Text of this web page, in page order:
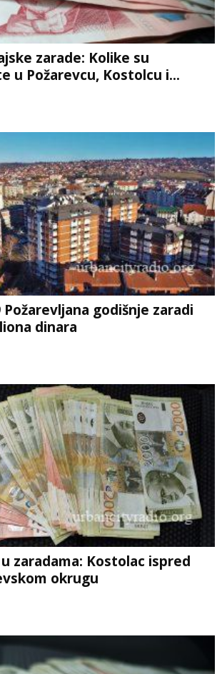
zarade: Kolike su
u Požarevcu, Kostolcu i...
godišnje zaradi
dinara
zaradama: Kostolac ispred
okrugu